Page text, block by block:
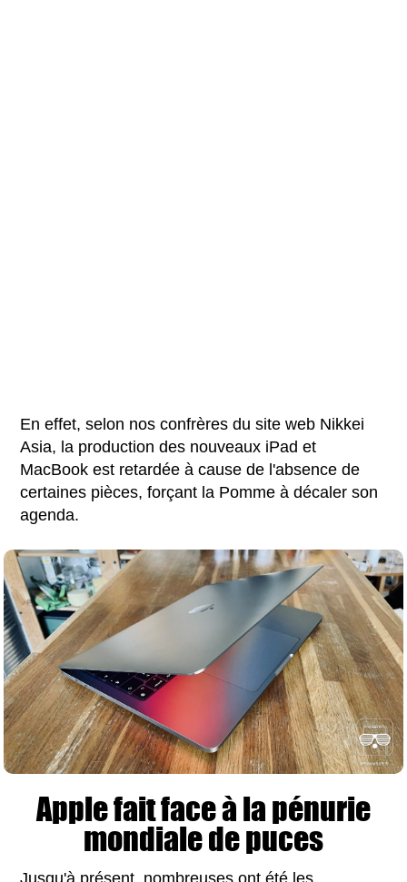
En effet, selon nos confrères du site web Nikkei
Asia, la production des nouveaux iPad et
MacBook est retardée à cause de l'absence de
certaines pièces, forçant la Pomme à décaler son
agenda.
Apple fait face à la pénurie
mondiale de puces
Jusqu'à présent, nombreuses ont été les